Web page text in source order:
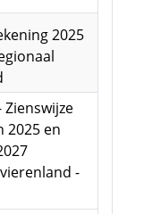
2025
Zienswijze
2025 en
-